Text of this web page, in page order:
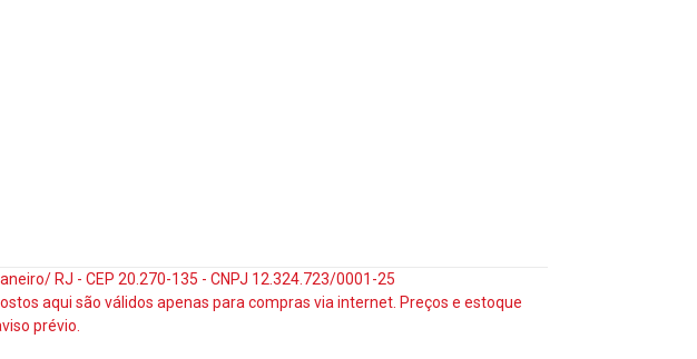
RJ - CEP 20.270-135 - CNPJ 12.324.723/0001-25
aqui são válidos apenas para compras via internet. Preços e estoque
prévio.